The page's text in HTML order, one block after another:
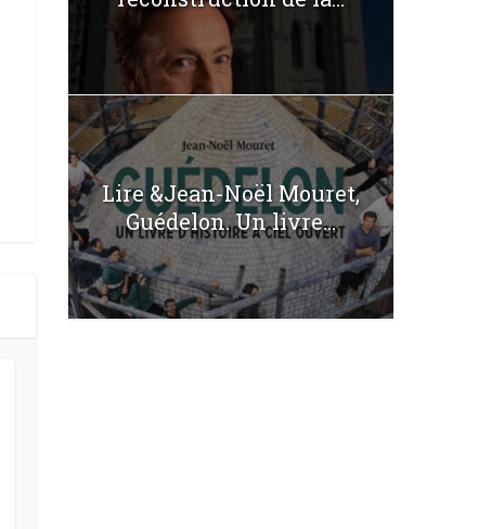
Lire &Jean-Noël Mouret,
Guédelon. Un livre...